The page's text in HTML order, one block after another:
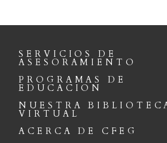
SERVICIOS DE
ASESORAMIENTO
PROGRAMAS DE
EDUCACION
NUESTRA
VIRTUAL
ACERCA DE CFEG